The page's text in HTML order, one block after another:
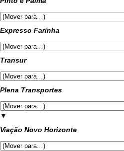
Expresso Farinha
Transur
Plena Transportes
▼
Viação Novo Horizonte